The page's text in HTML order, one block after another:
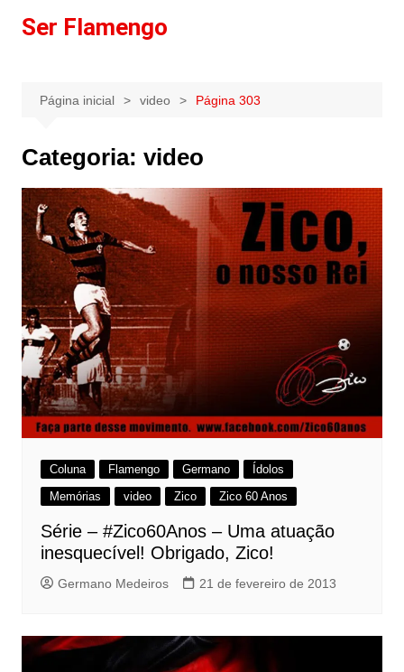
paraSer Flamengo
Página inicial video Página 303
Categoria: video
Coluna Flamengo Germano
Ídolos
Memórias
video Zico Zico 60 Anos
Série – #Zico60Anos – Uma atuação
inesquecível! Obrigado, Zico!
Germano Medeiros 21 de fevereiro de 2013